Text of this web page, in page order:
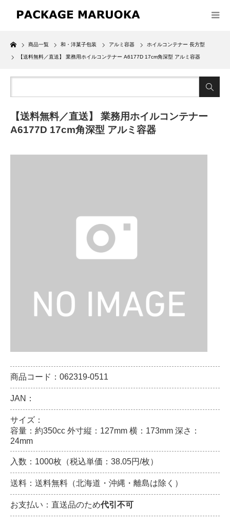
Home
商品一覧 和・洋菓子包装 アルミ容器 ホイルコンテナー 長方型
【送料無料／直送】 業務用ホイルコンテナー A6177D 17cm角深型 アルミ容器
【送料無料／直送】 業務用ホイルコンテナー
A6177D 17cm角深型 アルミ容器
商品コード：062319-0511
JAN：
サイズ：
容量：約350cc 外寸縦：127mm 横：173mm 深さ：
24mm
入数：1000枚（税込単価：38.05円/枚）
送料：送料無料（北海道・沖縄・離島は除く）
お支払い：直送品のため代引不可